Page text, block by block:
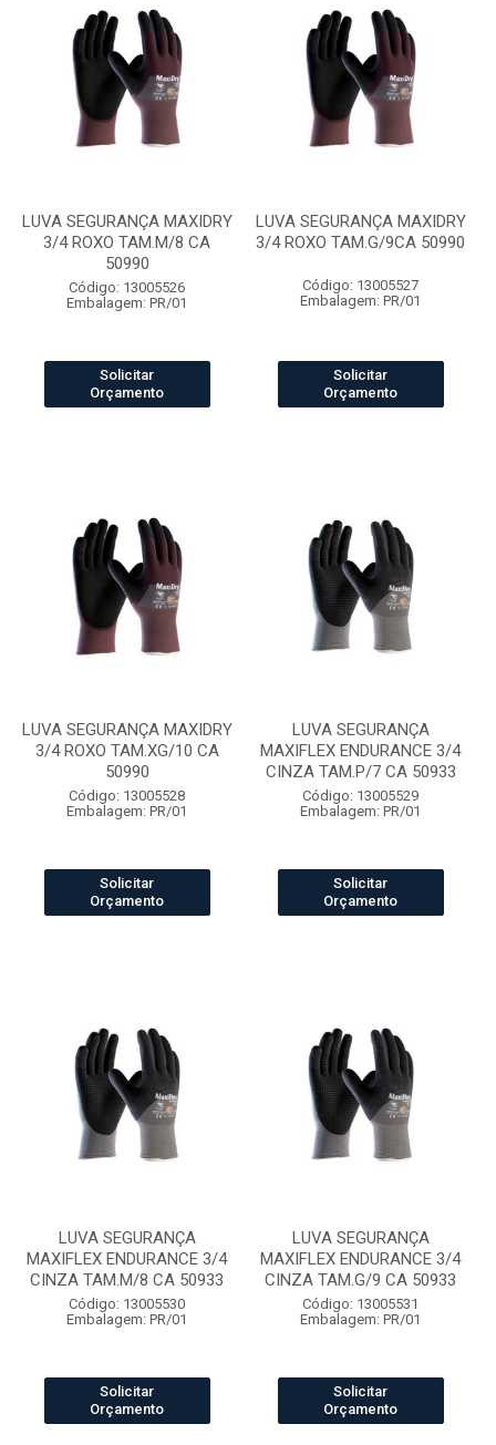
LUVA SEGURANÇA MAXIDRY
3/4 ROXO TAM.M/8 CA
50990
Código: 13005526
Embalagem: PR/01
Solicitar
Orçamento
LUVA SEGURANÇA MAXIDRY
3/4 ROXO TAM.G/9CA 50990
Código: 13005527
Embalagem: PR/01
Solicitar
Orçamento
LUVA SEGURANÇA MAXIDRY
3/4 ROXO TAM.XG/10 CA
50990
Código: 13005528
Embalagem: PR/01
Solicitar
Orçamento
LUVA SEGURANÇA
MAXIFLEX ENDURANCE 3/4
CINZA TAM.P/7 CA 50933
Código: 13005529
Embalagem: PR/01
Solicitar
Orçamento
LUVA SEGURANÇA
MAXIFLEX ENDURANCE 3/4
CINZA TAM.M/8 CA 50933
Código: 13005530
Embalagem: PR/01
Solicitar
Orçamento
LUVA SEGURANÇA
MAXIFLEX ENDURANCE 3/4
CINZA TAM.G/9 CA 50933
Código: 13005531
Embalagem: PR/01
Solicitar
Orçamento